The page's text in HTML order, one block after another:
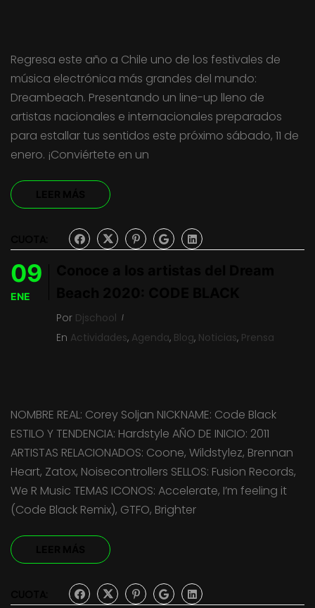
Regresa este año a Chile uno de los festivales de
música electrónica más grandes del mundo:
Dreambeach. Presentando un line-up lleno de
artistas nacionales e internacionales preparados
para estallar tus sentidos este próximo sábado, 11 de
enero. ¡Conviértete en un
09
ENE
Por Djschool
En Actividades, Agenda, Blog, Noticias, Prensa
NOMBRE REAL: Corey Soljan NICKNAME: Code Black
ESTILO Y TENDENCIA: Hardstyle AÑO DE INICIO: 2011
ARTISTAS RELACIONADOS: Coone, Wildstylez, Brennan
Heart, Zatox, Noisecontrollers SELLOS: Fusion Records,
We R Music TEMAS ICONOS: Accelerate, I’m feeling it
(Code Black Remix), GTFO, Brighter